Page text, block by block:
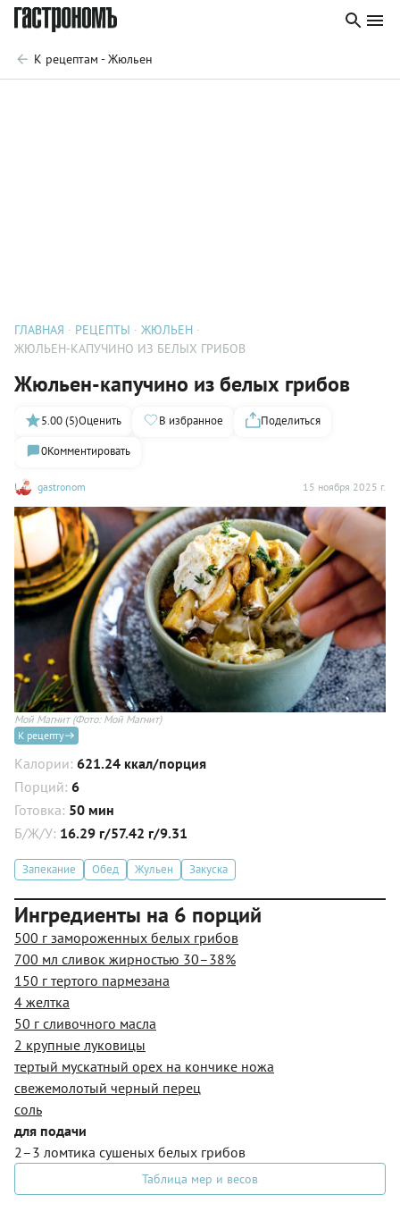
К рецептам - Жюльен
ГЛАВНАЯ РЕЦЕПТЫ
ЖЮЛЬЕН
ЖЮЛЬЕН-КАПУЧИНО ИЗ БЕЛЫХ ГРИБОВ
Жюльен-капучино из белых грибов
gastronom 15 ноября 2025 г.
5.00 (5)Оценить В избранное
Поделиться
0Комментировать
Мой Магнит(Фото: Мой Магнит)
К рецепту
Калории: 621.24 ккал/порция
Порций: 6
Готовка: 50 мин
Б/Ж/У: 16.29 г/57.42 г/9.31
Запекание Обед Жульен Закуска
Ингредиенты на 6 порций
500 г замороженных белых грибов
700 мл сливок жирностью 30–38%
150 г тертого пармезана
4 желтка
50 г сливочного масла
2 крупные луковицы
тертый мускатный орех на кончике ножа
свежемолотый черный перец
соль
для подачи
2–3 ломтика сушеных белых грибов
Таблица мер и весов